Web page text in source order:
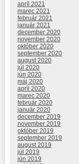
apríl 2021
marec 2021
február 2021
január 2021
december 2020
november 2020
október 2020
september 2020
august 2020
júl 2020
jún 2020
máj 2020
apríl 2020
marec 2020
február 2020
január 2020
december 2019
november 2019
október 2019
september 2019
august 2019
júl 2019
jún 2019